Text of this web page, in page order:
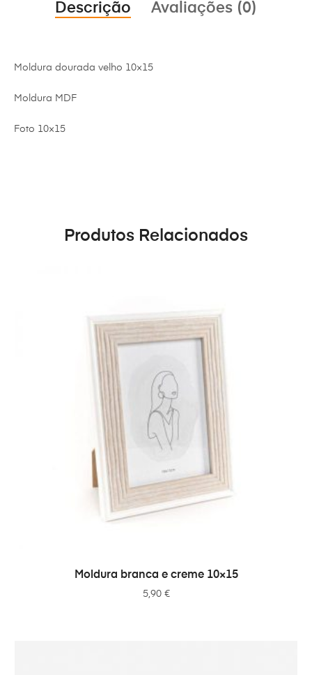
Descrição Avaliações (0)
Moldura dourada velho 10×15
Moldura MDF
Foto 10×15
Produtos Relacionados
ADICIONAR
Moldura branca e creme 10×15
5,90 €